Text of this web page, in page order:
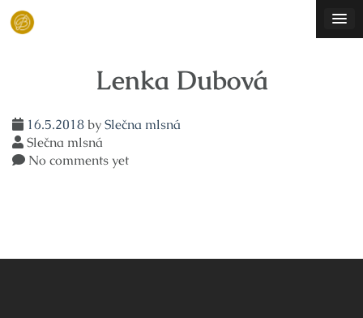
Skip
Lenka Dubová
16.5.2018bySlečna mlsná
Slečna mlsná
No comments yet